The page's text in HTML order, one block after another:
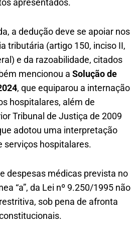
apresentados.
a dedução deve se apoiar nos
tributária (artigo 150, inciso II,
e da razoabilidade, citados
mencionou a Solução de
, que equiparou a internação
hospitalares, além de
Tribunal de Justiça de 2009
adotou uma interpretação
serviços hospitalares.
despesas médicas prevista no
“a”, da Lei nº 9.250/1995 não
sob pena de afronta